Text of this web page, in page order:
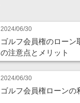
2024/06/30
ゴルフ会員権のローン
の注意点とメリット
2024/06/30
ゴルフ会員権ローンの